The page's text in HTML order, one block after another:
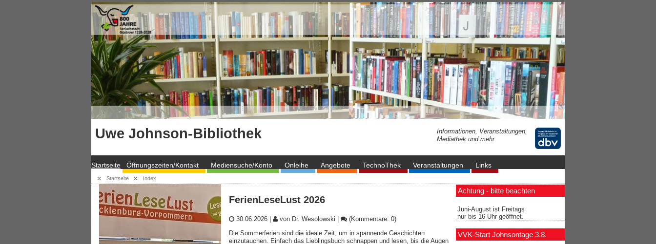
Uwe Johnson-Bibliothek
Informationen, Veranstaltungen,
Mediathek und mehr
Startseite Öffnungszeiten/Kontakt Mediensuche/Konto Onleihe Angebote TechnoThek Veranstaltungen Links
Startseite Index
Achtung - bitte beachten
Juni-August ist Freitags
nur bis 16 Uhr geöffnet.
VVK-Start Johnsontage 3.8.
FerienLeseLust 2026
30.06.2026 | von Dr. Wesolowski |
(Kommentare: 0)
Die Sommerferien sind die ideale Zeit, um in spannende Geschichten
einzutauchen. Einfach das Lieblingsbuch schnappen und lesen, bis die Augen